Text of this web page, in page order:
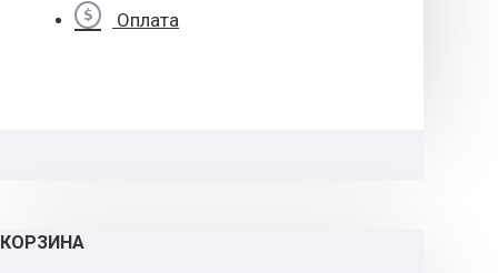
Оплата
КОРЗИНА